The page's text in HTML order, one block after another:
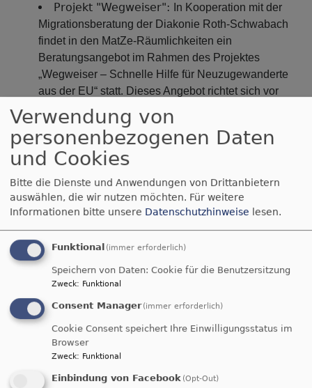
Projekt "Wegweiser":
In Kooperation mit der
Migrationsberatung der Diakonie Roth-Schwabach
findet in den MatZe-Räumlichkeiten ein
Beratungsangebot im Rahmen des Projektes
„Wegweiser – Schnelle Hilfe für Neuzugewanderte
aus der EU“ statt. Dieses Angebot richtet sich vor
allem an die Menschen aus Rumänien und
Bulgarien. Zwei Mitarbeiterinnen mit eigener
Migrationsbiographie stehen den Neubürgern dabei
unterstützend zur Seite.
verschiedene Festlichkeiten
Wir als Familienzentrum sehen uns neben
Schnittstelle für Bedürfnisse und Anliegen
sowohl Familien als auch Alleinerziehenden,
jungen und alten Menschen im Stadtteil. In
Kooperation mit unterschiedlichen
Institutionen wie KASA (Kirchliche Allgemeine
Sozialarbeit) Sprengelschulen,EBW
(evangelischer Bildungswerk), Frauenhaus
etc. bieten wir professionelle Unterstützung
und Hilfe an.
Verwendung von
personenbezogenen Daten
und Cookies
Bitte die Dienste und Anwendungen von Drittanbietern
auswählen, die wir nutzen möchten. Für weitere
Informationen bitte unsere Datenschutzhinweise lesen.
Funktional (immer erforderlich)
Speichern von Daten: Cookie für die Benutzersitzung
Zweck: Funktional
Consent Manager (immer erforderlich)
Cookie Consent speichert Ihre Einwilligungsstatus im
Browser
Zweck: Funktional
Einbindung von Facebook (Opt-Out)